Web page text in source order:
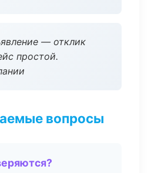
— отклик
простой.
вопросы